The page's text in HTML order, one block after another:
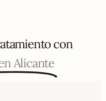
con
Alicante